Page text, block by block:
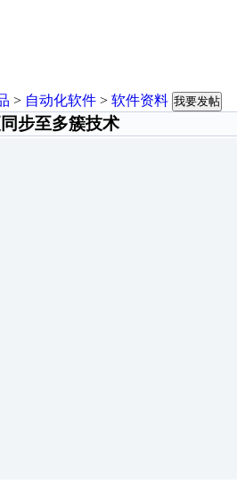
> 自动化软件 > 软件资料 我要发帖
步至多簇技术